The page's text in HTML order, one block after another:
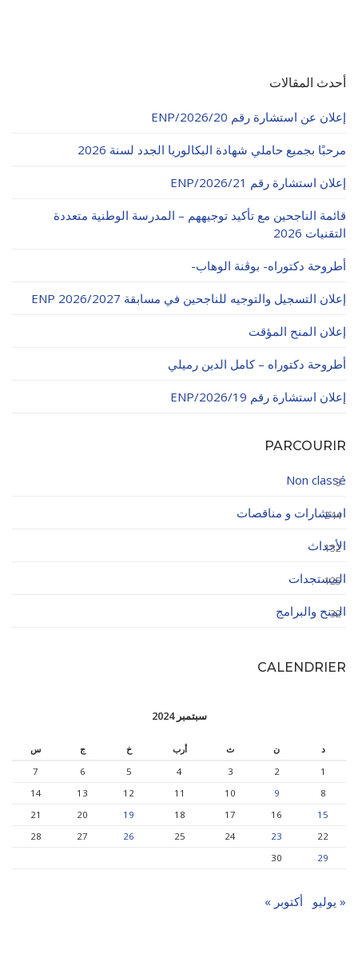
أحدث المقالات
إعلان عن استشارة رقم 20/ENP/2026
مرحبًا بجميع حاملي شهادة البكالوريا الجدد لسنة 2026
إعلان استشارة رقم 21/ENP/2026
قائمة الناجحين مع تأكيد توجيههم – المدرسة الوطنية متعددة
التقنيات 2026
أطروحة دكتوراه- بوڨنة الوهاب-
إعلان التسجيل والتوجيه للناجحين في مسابقة ENP 2026/2027
إعلان المنح المؤقت
أطروحة دكتوراه – كامل الدين رميلي
إعلان استشارة رقم 19/ENP/2026
PARCOURIR
Non classé
3
استشارات و مناقصات
244
الأحداث
132
المستجدات
125
المنح والبرامج
32
CALENDRIER
سبتمبر 2024
د ن ث أرب خ ج
س
1
2
3
4
5
6
7
8
9
10
11
12
13
14
15
16
17
18
19
20
21
22
23
24
25
26
27
28
29
30
« يوليو أكتوبر »